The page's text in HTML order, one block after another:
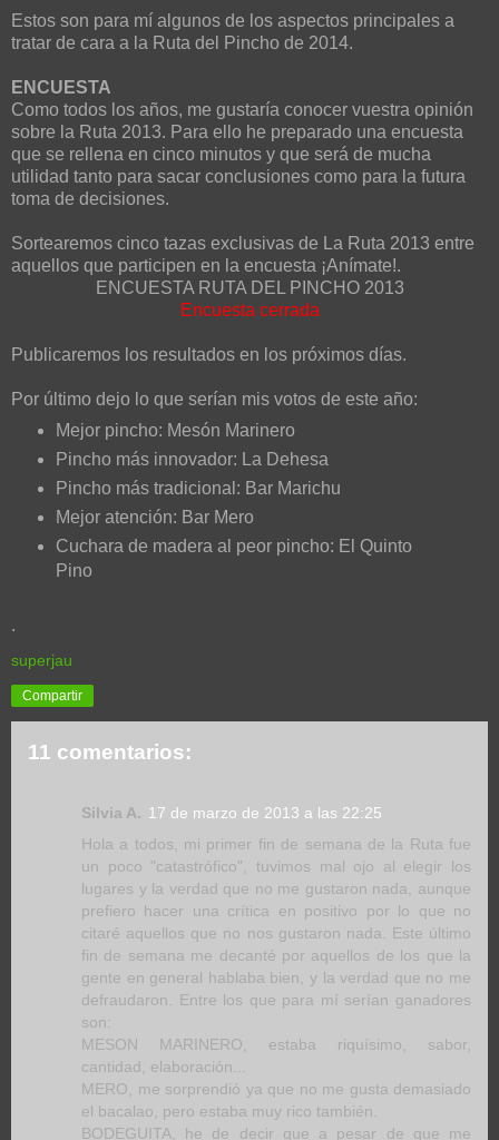
Estos son para mí algunos de los aspectos principales a
tratar de cara a la Ruta del Pincho de 2014.
ENCUESTA
Como todos los años, me gustaría conocer vuestra opinión
sobre la Ruta 2013. Para ello he preparado una encuesta
que se rellena en cinco minutos y que será de mucha
utilidad tanto para sacar conclusiones como para la futura
toma de decisiones.
Sortearemos cinco tazas exclusivas de La Ruta 2013 entre
aquellos que participen en la encuesta ¡Anímate!.
ENCUESTA RUTA DEL PINCHO 2013
Encuesta cerrada
Publicaremos los resultados en los próximos días.
Por último dejo lo que serían mis votos de este año:
Mejor pincho: Mesón Marinero
Pincho más innovador: La Dehesa
Pincho más tradicional: Bar Marichu
Mejor atención: Bar Mero
Cuchara de madera al peor pincho: El Quinto
Pino
.
superjau
Compartir
11 comentarios:
Silvia A. 17 de marzo de 2013 a las 22:25
Hola a todos, mi primer fin de semana de la Ruta fue
un poco "catastrófico", tuvimos mal ojo al elegir los
lugares y la verdad que no me gustaron nada, aunque
prefiero hacer una crítica en positivo por lo que no
citaré aquellos que no nos gustaron nada. Este último
fin de semana me decanté por aquellos de los que la
gente en general hablaba bien, y la verdad que no me
defraudaron. Entre los que para mí serían ganadores
son:
MESON MARINERO, estaba riquísimo, sabor,
cantidad, elaboración...
MERO, me sorprendió ya que no me gusta demasiado
el bacalao, pero estaba muy rico también.
BODEGUITA, he de decir que a pesar de que me